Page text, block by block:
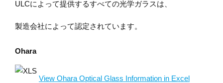
ULCによって提供するすべての光学ガラスは、
製造会社によって認定されています。
Ohara
View Ohara Optical Glass Information in Excel